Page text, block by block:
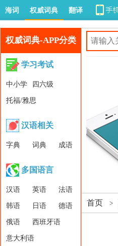
海词 权威词典 翻译
权威词典-APP分类
学习考试
中小学 四六级
托福/雅思
汉语相关
字典 词典 成语
多国语言
汉语 英语 法语
韩语 日语 德语
俄语 西班牙语
意大利语
首页 >